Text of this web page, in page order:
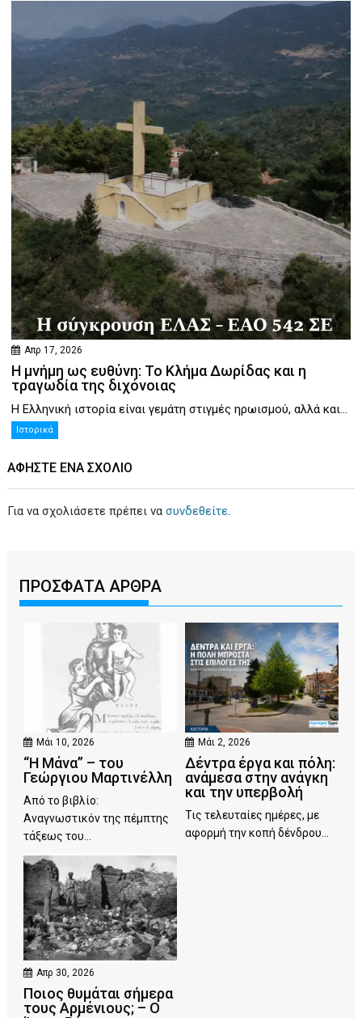
Απρ 17, 2026
Η μνήμη ως ευθύνη: Το Κλήμα Δωρίδας και η
τραγωδία της διχόνοιας
Η Ελληνική ιστορία είναι γεμάτη στιγμές ηρωισμού, αλλά και...
Ιστορικά
ΑΦΉΣΤΕ ΕΝΑ ΣΧΌΛΙΟ
Για να σχολιάσετε πρέπει νασυνδεθείτε.
ΠΡΟΣΦΑΤΑ ΑΡΘΡΑ
Μάι 10, 2026
“Η Μάνα” – του
Γεώργιου Μαρτινέλλη
Από το βιβλίο:
Αναγνωστικόν της πέμπτης
τάξεως του...
Μάι 2, 2026
Δέντρα έργα και πόλη:
ανάμεσα στην ανάγκη
και την υπερβολή
Τις τελευταίες ημέρες, με
αφορμή την κοπή δένδρου...
Απρ 30, 2026
Ποιος θυμάται σήμερα
τους Αρμένιους; – Ο